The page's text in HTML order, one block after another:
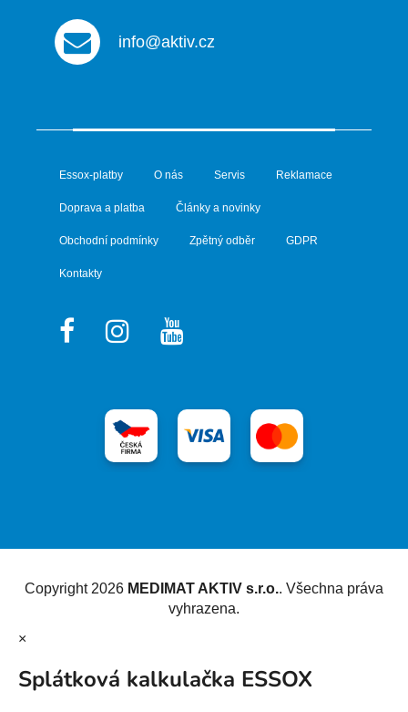
info@aktiv.cz
Essox-platby O nás Servis Reklamace
Doprava a platba Články a novinky
Obchodní podmínky Zpětný odběr GDPR
Kontakty
Copyright 2026 MEDIMAT AKTIV s.r.o.. Všechna práva
vyhrazena.
×
Splátková kalkulačka ESSOX